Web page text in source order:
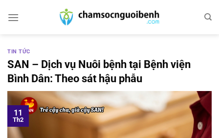
qua
TIN TỨC
SAN – Dịch vụ Nuôi bệnh tại Bệnh viện
Bình Dân: Theo sát hậu phẫu
11
Th2